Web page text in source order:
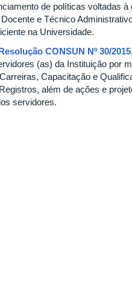
de políticas voltadas
e Técnico
na Universidade.
CONSUN Nº 30/2015
(as) da Instituição por
Capacitação e
além de ações e
servidores.